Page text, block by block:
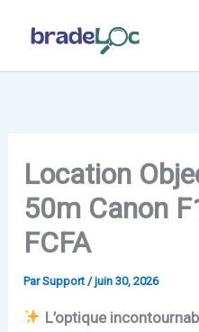
Location
50m Canon
FCFA
ParSupport /juin 30, 2026
L’optique